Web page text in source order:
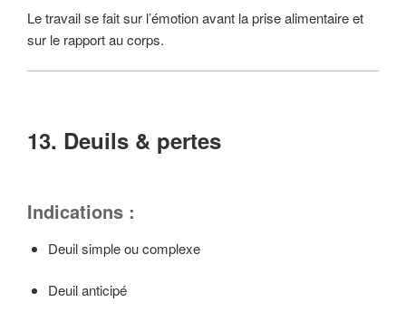
Le travail se fait sur l’émotion avant la prise alimentaire et
sur le rapport au corps.
13. Deuils & pertes
Indications :
Deuil simple ou complexe
Deuil anticipé